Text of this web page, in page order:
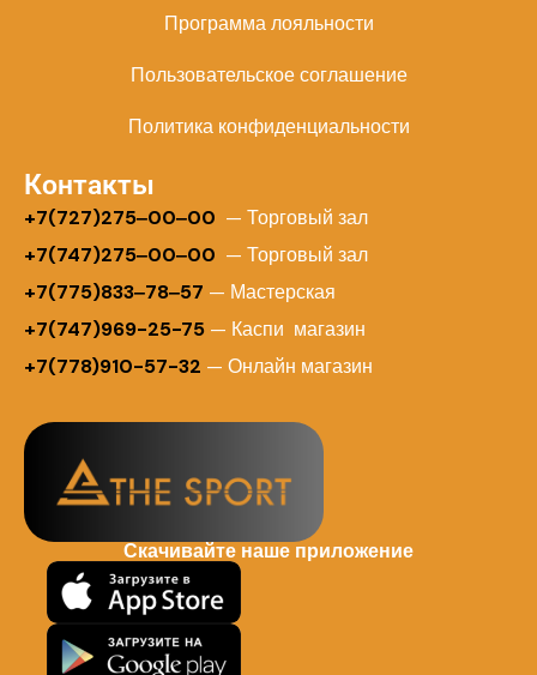
Программа лояльности
Пользовательское соглашение
Политика конфиденциальности
Контакты
+7(727)275‒00‒00 — Торговый зал
+7(747)275‒00‒00 — Торговый зал
+7(775)833‒78‒57 — Мастерская
+7(747)969-25-75 — Каспи магазин
+7(778)910-57-32 — Онлайн магазин
Скачивайте наше приложение